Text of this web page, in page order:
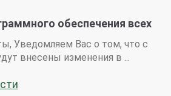
обеспечения всех
ООО «ТУССОН»
Уведомляем Вас о том, что с
внесены изменения в ...